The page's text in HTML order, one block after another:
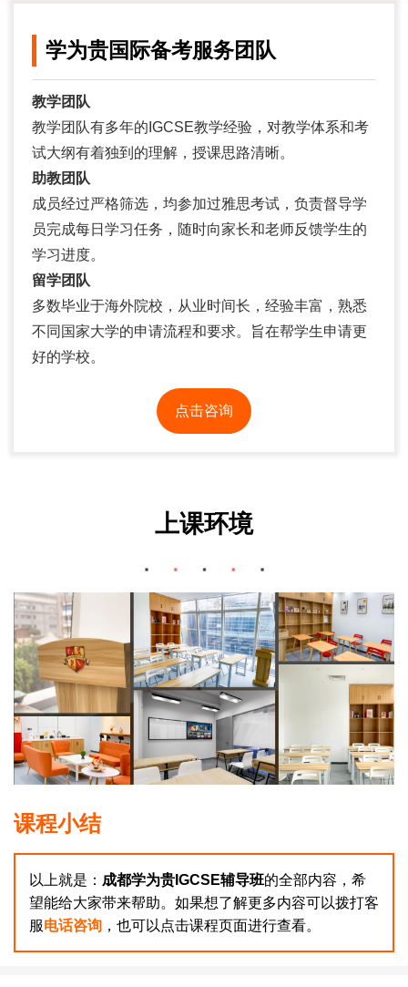
学为贵国际备考服务团队
教学团队
教学团队有多年的IGCSE教学经验，对教学体系和考
试大纲有着独到的理解，授课思路清晰。
助教团队
成员经过严格筛选，均参加过雅思考试，负责督导学
员完成每日学习任务，随时向家长和老师反馈学生的
学习进度。
留学团队
多数毕业于海外院校，从业时间长，经验丰富，熟悉
不同国家大学的申请流程和要求。旨在帮学生申请更
好的学校。
点击咨询
上课环境
课程小结
以上就是： 成都学为贵IGCSE辅导班的全部内容，希
望能给大家带来帮助。如果想了解更多内容可以拨打客
服电话咨询 ，也可以点击课程页面进行查看。